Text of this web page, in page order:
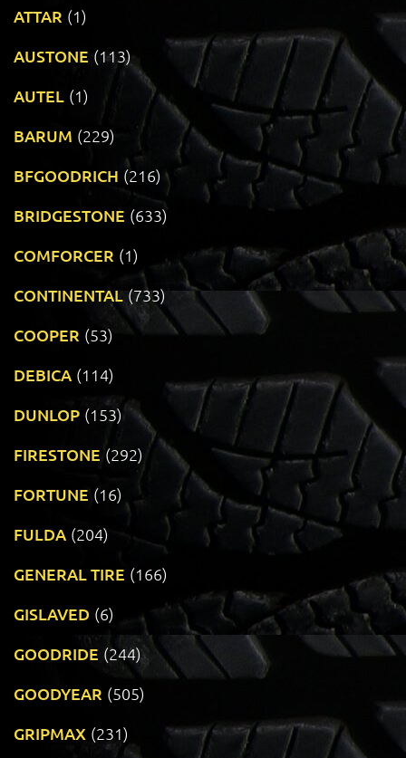
ATTAR (1)
AUSTONE (113)
AUTEL (1)
BARUM (229)
BFGOODRICH (216)
BRIDGESTONE (633)
COMFORCER (1)
CONTINENTAL (733)
COOPER (53)
DEBICA (114)
DUNLOP (153)
FIRESTONE (292)
FORTUNE (16)
FULDA (204)
GENERAL TIRE (166)
GISLAVED (6)
GOODRIDE (244)
GOODYEAR (505)
GRIPMAX (231)